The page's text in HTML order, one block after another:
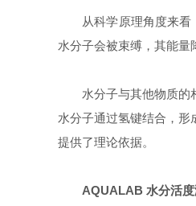
从科学原理角度来
水分子会被束缚，其能量
水分子与其他物质的
水分子通过氢键结合，
提供了理论依据。
AQUALAB 水分活